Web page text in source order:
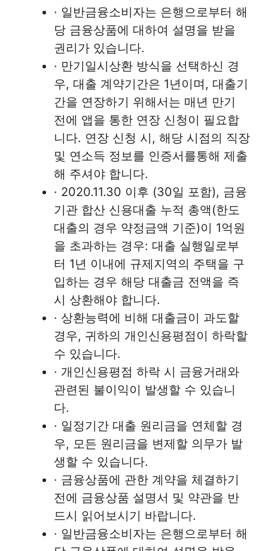
· 일반금융소비자는 은행으로부터 해
당 금융상품에 대하여 설명을 받을
권리가 있습니다.
· 만기일시상환 방식을 선택하신 경
우, 대출 계약기간은 1년이며, 대출기
간을 연장하기 위해서는 매년 만기
전에 앱을 통한 연장 신청이 필요합
니다. 연장 신청 시, 해당 시점의 직장
및 연소득 정보를 인증서를통해 제출
해 주셔야 합니다.
· 2020.11.30 이후 (30일 포함), 금융
기관 합산 신용대출 누적 총액(한도
대출의 경우 약정금액 기준)이 1억원
을 초과하는 경우: 대출 실행일로부
터 1년 이내에 규제지역의 주택을 구
입하는 경우 해당 대출금 전액을 즉
시 상환해야 합니다.
· 상환능력에 비해 대출금이 과도할
경우, 귀하의 개인신용평점이 하락할
수 있습니다.
· 개인신용평점 하락 시 금융거래와
관련된 불이익이 발생할 수 있습니
다.
· 일정기간 대출 원리금을 연체할 경
우, 모든 원리금을 변제할 의무가 발
생할 수 있습니다.
· 금융상품에 관한 계약을 체결하기
전에 금융상품 설명서 및 약관을 반
드시 읽어보시기 바랍니다.
· 일반금융소비자는 은행으로부터 해